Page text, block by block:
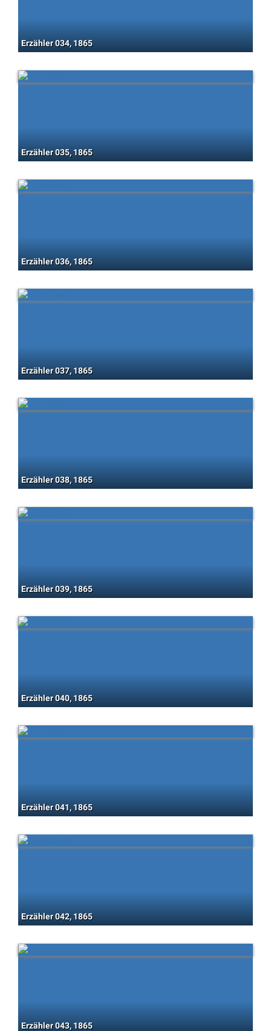
Erzähler 034, 1865
Erzähler 035, 1865
Erzähler 036, 1865
Erzähler 037, 1865
Erzähler 038, 1865
Erzähler 039, 1865
Erzähler 040, 1865
Erzähler 041, 1865
Erzähler 042, 1865
Erzähler 043, 1865